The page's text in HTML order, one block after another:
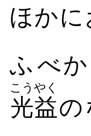
ほか​に​
ふ​べ
光益
こうやく
の​